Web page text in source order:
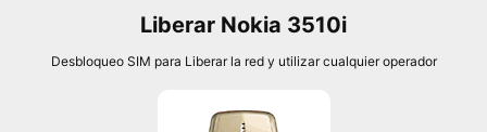
Liberar Nokia 3510i
Desbloqueo SIM para Liberar la red y utilizar cualquier operador